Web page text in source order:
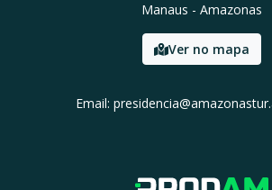
Manaus - Amazonas
Ver no mapa
Email: